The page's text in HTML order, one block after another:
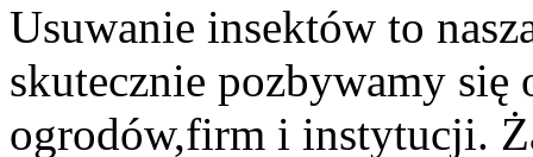
Usuwanie insektów to
skutecznie pozbywamy się
ogrodów,firm i instytucji.